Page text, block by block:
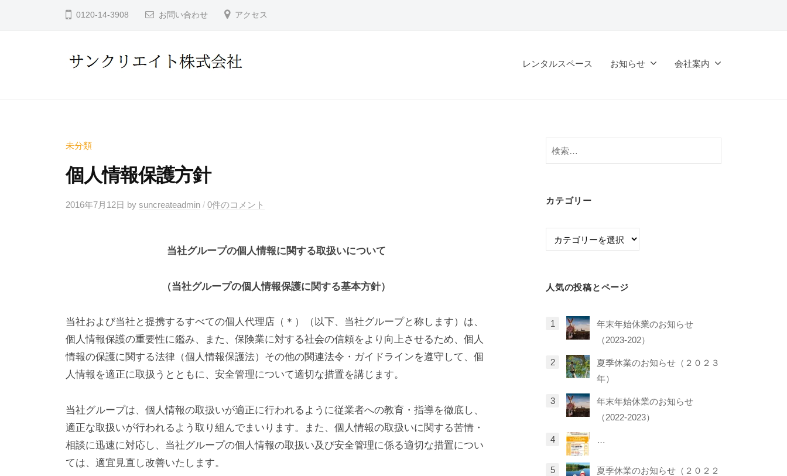
0120-14-3908 お問い合わせ アクセス
リ
エ
イ
ト
レンタルスペース お知らせ 会社案内
未分類
個人情報保護方針
2016年7月12日 by suncreateadmin / 0件のコメント
当社グループの個人情報に関する取扱いについて
（当社グループの個人情報保護に関する基本方針）
当社および当社と提携するすべての個人代理店（＊）（以下、当社グループと称します）は、
個人情報保護の重要性に鑑み、また、保険業に対する社会の信頼をより向上させるため、個人
情報の保護に関する法律（個人情報保護法）その他の関連法令・ガイドラインを遵守して、個
人情報を適正に取扱うとともに、安全管理について適切な措置を講じます。
当社グループは、個人情報の取扱いが適正に行われるように従業者への教育・指導を徹底し、
適正な取扱いが行われるよう取り組んでまいります。また、個人情報の取扱いに関する苦情・
相談に迅速に対応し、当社グループの個人情報の取扱い及び安全管理に係る適切な措置につい
ては、適宜見直し改善いたします。
検
索:
カテゴリー
カ
ー
人気の投稿とページ
年末年始休業のお知らせ
（2023-202）
夏季休業のお知らせ（２０２３
年）
年末年始休業のお知らせ
（2022-2023）
…
夏季休業のお知らせ（２０２２
ン
エ
会